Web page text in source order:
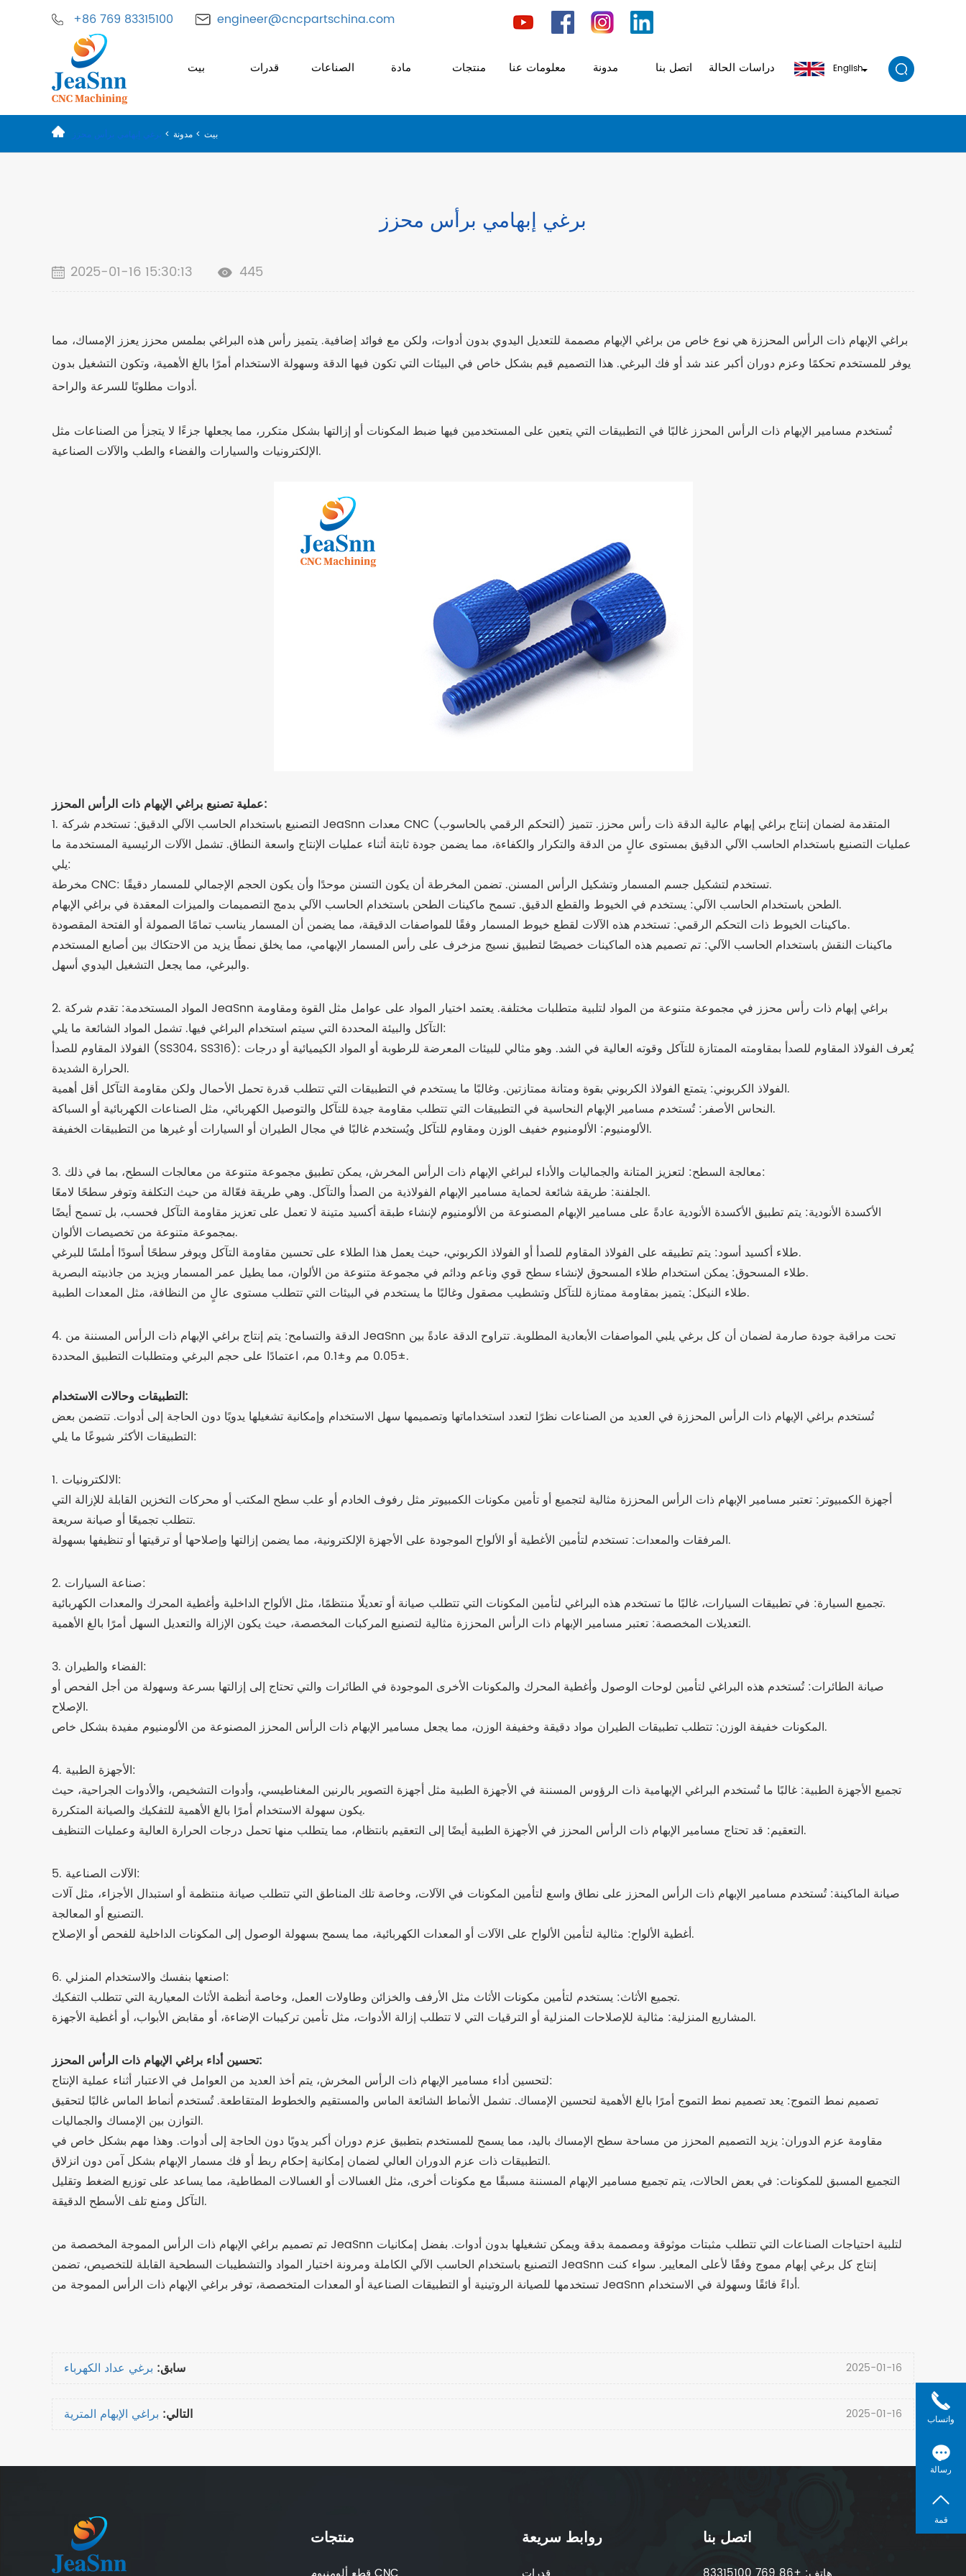
+86 769 83315100 engineer@cncpartschina.com
بيت قدرات الصناعات مادة منتجات معلومات عنا مدونة اتصل بنا دراسات الحالة English
بيت > مدونة > برغي إبهامي برأس محزز
برغي إبهامي برأس محزز
2025-01-16 15:30:13 445
براغي الإبهام ذات الرأس المحززة هي نوع خاص من براغي الإبهام مصممة للتعديل اليدوي بدون أدوات، ولكن مع فوائد إضافية. يتميز رأس هذه البراغي بملمس محزز يعزز الإمساك، مما
يوفر للمستخدم تحكمًا وعزم دوران أكبر عند شد أو فك البرغي. هذا التصميم قيم بشكل خاص في البيئات التي تكون فيها الدقة وسهولة الاستخدام أمرًا بالغ الأهمية، وتكون التشغيل بدون
أدوات مطلوبًا للسرعة والراحة.
تُستخدم مسامير الإبهام ذات الرأس المحزز غالبًا في التطبيقات التي يتعين على المستخدمين فيها ضبط المكونات أو إزالتها بشكل متكرر، مما يجعلها جزءًا لا يتجزأ من الصناعات مثل
الإلكترونيات والسيارات والفضاء والطب والآلات الصناعية.
عملية تصنيع براغي الإبهام ذات الرأس المحزز:
1. التصنيع باستخدام الحاسب الآلي الدقيق: تستخدم شركة JeaSnn معدات CNC (التحكم الرقمي بالحاسوب) المتقدمة لضمان إنتاج براغي إبهام عالية الدقة ذات رأس محزز. تتميز
عمليات التصنيع باستخدام الحاسب الآلي الدقيق بمستوى عالٍ من الدقة والتكرار والكفاءة، مما يضمن جودة ثابتة أثناء عمليات الإنتاج واسعة النطاق. تشمل الآلات الرئيسية المستخدمة ما
يلي:
مخرطة CNC: تستخدم لتشكيل جسم المسمار وتشكيل الرأس المسنن. تضمن المخرطة أن يكون التسنن موحدًا وأن يكون الحجم الإجمالي للمسمار دقيقًا.
الطحن باستخدام الحاسب الآلي: يستخدم في الخيوط والقطع الدقيق. تسمح ماكينات الطحن باستخدام الحاسب الآلي بدمج التصميمات والميزات المعقدة في براغي الإبهام.
ماكينات الخيوط ذات التحكم الرقمي: تستخدم هذه الآلات لقطع خيوط المسمار وفقًا للمواصفات الدقيقة، مما يضمن أن المسمار يناسب تمامًا الصمولة أو الفتحة المقصودة.
ماكينات النقش باستخدام الحاسب الآلي: تم تصميم هذه الماكينات خصيصًا لتطبيق نسيج مزخرف على رأس المسمار الإبهامي، مما يخلق نمطًا يزيد من الاحتكاك بين أصابع المستخدم
والبرغي، مما يجعل التشغيل اليدوي أسهل.
2. المواد المستخدمة: تقدم شركة JeaSnn براغي إبهام ذات رأس محزز في مجموعة متنوعة من المواد لتلبية متطلبات مختلفة. يعتمد اختيار المواد على عوامل مثل القوة ومقاومة
التآكل والبيئة المحددة التي سيتم استخدام البراغي فيها. تشمل المواد الشائعة ما يلي:
الفولاذ المقاوم للصدأ (SS304، SS316): يُعرف الفولاذ المقاوم للصدأ بمقاومته الممتازة للتآكل وقوته العالية في الشد. وهو مثالي للبيئات المعرضة للرطوبة أو المواد الكيميائية أو درجات
الحرارة الشديدة.
الفولاذ الكربوني: يتمتع الفولاذ الكربوني بقوة ومتانة ممتازتين. وغالبًا ما يستخدم في التطبيقات التي تتطلب قدرة تحمل الأحمال ولكن مقاومة التآكل أقل أهمية.
النحاس الأصفر: تُستخدم مسامير الإبهام النحاسية في التطبيقات التي تتطلب مقاومة جيدة للتآكل والتوصيل الكهربائي، مثل الصناعات الكهربائية أو السباكة.
الألومنيوم: الألومنيوم خفيف الوزن ومقاوم للتآكل ويُستخدم غالبًا في مجال الطيران أو السيارات أو غيرها من التطبيقات الخفيفة.
3. معالجة السطح: لتعزيز المتانة والجماليات والأداء لبراغي الإبهام ذات الرأس المخرش، يمكن تطبيق مجموعة متنوعة من معالجات السطح، بما في ذلك:
الجلفنة: طريقة شائعة لحماية مسامير الإبهام الفولاذية من الصدأ والتآكل. وهي طريقة فعّالة من حيث التكلفة وتوفر سطحًا لامعًا.
الأكسدة الأنودية: يتم تطبيق الأكسدة الأنودية عادةً على مسامير الإبهام المصنوعة من الألومنيوم لإنشاء طبقة أكسيد متينة لا تعمل على تعزيز مقاومة التآكل فحسب، بل تسمح أيضًا
بمجموعة متنوعة من تخصيصات الألوان.
طلاء أكسيد أسود: يتم تطبيقه على الفولاذ المقاوم للصدأ أو الفولاذ الكربوني، حيث يعمل هذا الطلاء على تحسين مقاومة التآكل ويوفر سطحًا أسودًا أملسًا للبرغي.
طلاء المسحوق: يمكن استخدام طلاء المسحوق لإنشاء سطح قوي وناعم ودائم في مجموعة متنوعة من الألوان، مما يطيل عمر المسمار ويزيد من جاذبيته البصرية.
طلاء النيكل: يتميز بمقاومة ممتازة للتآكل وتشطيب مصقول وغالبًا ما يستخدم في البيئات التي تتطلب مستوى عالٍ من النظافة، مثل المعدات الطبية.
4. الدقة والتسامح: يتم إنتاج براغي الإبهام ذات الرأس المسننة من JeaSnn تحت مراقبة جودة صارمة لضمان أن كل برغي يلبي المواصفات الأبعادية المطلوبة. تتراوح الدقة عادةً بين
±0.05 مم و±0.1 مم، اعتمادًا على حجم البرغي ومتطلبات التطبيق المحددة.
التطبيقات وحالات الاستخدام:
تُستخدم براغي الإبهام ذات الرأس المحززة في العديد من الصناعات نظرًا لتعدد استخداماتها وتصميمها سهل الاستخدام وإمكانية تشغيلها يدويًا دون الحاجة إلى أدوات. تتضمن بعض
التطبيقات الأكثر شيوعًا ما يلي:
1. الالكترونيات:
أجهزة الكمبيوتر: تعتبر مسامير الإبهام ذات الرأس المحززة مثالية لتجميع أو تأمين مكونات الكمبيوتر مثل رفوف الخادم أو علب سطح المكتب أو محركات التخزين القابلة للإزالة التي
تتطلب تجميعًا أو صيانة سريعة.
المرفقات والمعدات: تستخدم لتأمين الأغطية أو الألواح الموجودة على الأجهزة الإلكترونية، مما يضمن إزالتها وإصلاحها أو ترقيتها أو تنظيفها بسهولة.
2. صناعة السيارات:
تجميع السيارة: في تطبيقات السيارات، غالبًا ما تستخدم هذه البراغي لتأمين المكونات التي تتطلب صيانة أو تعديلًا منتظمًا، مثل الألواح الداخلية وأغطية المحرك والمعدات الكهربائية.
التعديلات المخصصة: تعتبر مسامير الإبهام ذات الرأس المحززة مثالية لتصنيع المركبات المخصصة، حيث يكون الإزالة والتعديل السهل أمرًا بالغ الأهمية.
3. الفضاء والطيران:
صيانة الطائرات: تُستخدم هذه البراغي لتأمين لوحات الوصول وأغطية المحرك والمكونات الأخرى الموجودة في الطائرات والتي تحتاج إلى إزالتها بسرعة وسهولة من أجل الفحص أو
الإصلاح.
المكونات خفيفة الوزن: تتطلب تطبيقات الطيران مواد دقيقة وخفيفة الوزن، مما يجعل مسامير الإبهام ذات الرأس المحزز المصنوعة من الألومنيوم مفيدة بشكل خاص.
4. الأجهزة الطبية:
تجميع الأجهزة الطبية: غالبًا ما تُستخدم البراغي الإبهامية ذات الرؤوس المسننة في الأجهزة الطبية مثل أجهزة التصوير بالرنين المغناطيسي، وأدوات التشخيص، والأدوات الجراحية، حيث
يكون سهولة الاستخدام أمرًا بالغ الأهمية للتفكيك والصيانة المتكررة.
التعقيم: قد تحتاج مسامير الإبهام ذات الرأس المحزز في الأجهزة الطبية أيضًا إلى التعقيم بانتظام، مما يتطلب منها تحمل درجات الحرارة العالية وعمليات التنظيف.
5. الآلات الصناعية:
صيانة الماكينة: تُستخدم مسامير الإبهام ذات الرأس المحزز على نطاق واسع لتأمين المكونات في الآلات، وخاصة تلك المناطق التي تتطلب صيانة منتظمة أو استبدال الأجزاء، مثل آلات
التصنيع أو المعالجة.
أغطية الألواح: مثالية لتأمين الألواح على الآلات أو المعدات الكهربائية، مما يسمح بسهولة الوصول إلى المكونات الداخلية للفحص أو الإصلاح.
6. اصنعها بنفسك والاستخدام المنزلي:
تجميع الأثاث: يستخدم لتأمين مكونات الأثاث مثل الأرفف والخزائن وطاولات العمل، وخاصة أنظمة الأثاث المعيارية التي تتطلب التفكيك.
المشاريع المنزلية: مثالية للإصلاحات المنزلية أو الترقيات التي لا تتطلب إزالة الأدوات، مثل تأمين تركيبات الإضاءة، أو مقابض الأبواب، أو أغطية الأجهزة.
تحسين أداء براغي الإبهام ذات الرأس المحزز:
لتحسين أداء مسامير الإبهام ذات الرأس المخرش، يتم أخذ العديد من العوامل في الاعتبار أثناء عملية الإنتاج:
تصميم نمط التموج: يعد تصميم نمط التموج أمرًا بالغ الأهمية لتحسين الإمساك. تشمل الأنماط الشائعة الماس والمستقيم والخطوط المتقاطعة. تُستخدم أنماط الماس غالبًا لتحقيق
التوازن بين الإمساك والجماليات.
مقاومة عزم الدوران: يزيد التصميم المحزز من مساحة سطح الإمساك باليد، مما يسمح للمستخدم بتطبيق عزم دوران أكبر يدويًا دون الحاجة إلى أدوات. وهذا مهم بشكل خاص في
التطبيقات ذات عزم الدوران العالي لضمان إمكانية إحكام ربط أو فك مسمار الإبهام بشكل آمن دون انزلاق.
التجميع المسبق للمكونات: في بعض الحالات، يتم تجميع مسامير الإبهام المسننة مسبقًا مع مكونات أخرى، مثل الغسالات أو الغسالات المطاطية، مما يساعد على توزيع الضغط وتقليل
التآكل ومنع تلف الأسطح الدقيقة.
تم تصميم براغي الإبهام ذات الرأس المموجة المخصصة من JeaSnn لتلبية احتياجات الصناعات التي تتطلب مثبتات موثوقة ومصممة بدقة ويمكن تشغيلها بدون أدوات. بفضل إمكانيات
التصنيع باستخدام الحاسب الآلي الكاملة ومرونة اختيار المواد والتشطيبات السطحية القابلة للتخصيص، تضمن JeaSnn إنتاج كل برغي إبهام مموج وفقًا لأعلى المعايير. سواء كنت
تستخدمها للصيانة الروتينية أو التطبيقات الصناعية أو المعدات المتخصصة، توفر براغي الإبهام ذات الرأس المموجة من JeaSnn أداءً فائقًا وسهولة في الاستخدام.
سابق: برغي عداد الكهرباء 2025-01-16
التالي: براغي الإبهام المترية 2025-01-16
منتجات روابط سريعة اتصل بنا
واتساب
رسالة
قمة